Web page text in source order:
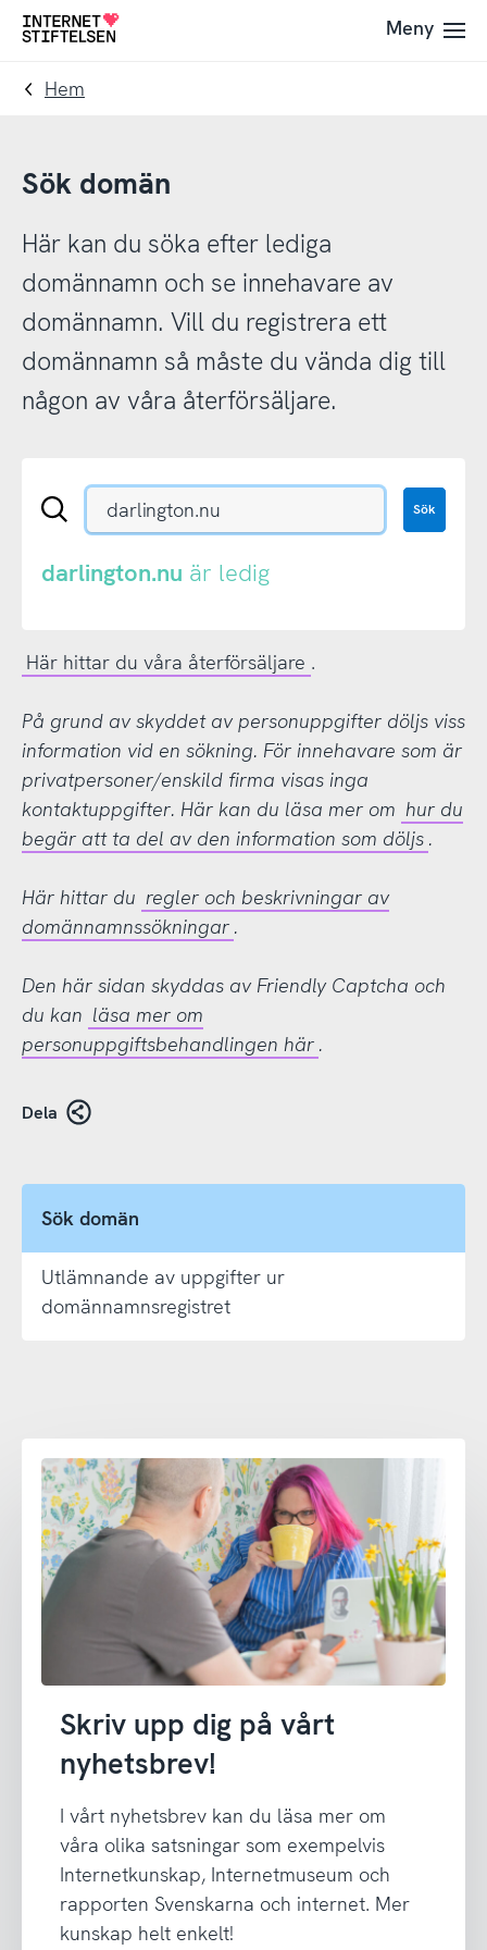
Till
navigering
Till
innehåll
Till
Meny
Hem
Sök domän
Här kan du söka efter lediga
domännamn och se innehavare av
domännamn. Vill du registrera ett
domännamn så måste du vända dig till
någon av våra återförsäljare.
Sök
eller
.nu-
Sök
darlington.nu är ledig
Här hittar du våra återförsäljare .
På grund av skyddet av personuppgifter döljs viss
information vid en sökning. För innehavare som är
privatpersoner/enskild firma visas inga
kontaktuppgifter. Här kan du läsa mer om hur du
begär att ta del av den information som döljs .
Här hittar du regler och beskrivningar av
domännamnssökningar .
Den här sidan skyddas av Friendly Captcha och
du kan läsa mer om
personuppgiftsbehandlingen här .
Dela
Sök domän
Utlämnande av uppgifter ur
domännamnsregistret
Skriv upp dig på vårt
nyhetsbrev!
I vårt nyhetsbrev kan du läsa mer om
våra olika satsningar som exempelvis
Internetkunskap, Internetmuseum och
rapporten Svenskarna och internet. Mer
kunskap helt enkelt!